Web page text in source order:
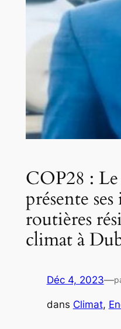
COP28 : Le
présente
routières
climat à
Déc 4, 2023—
dans Climat,